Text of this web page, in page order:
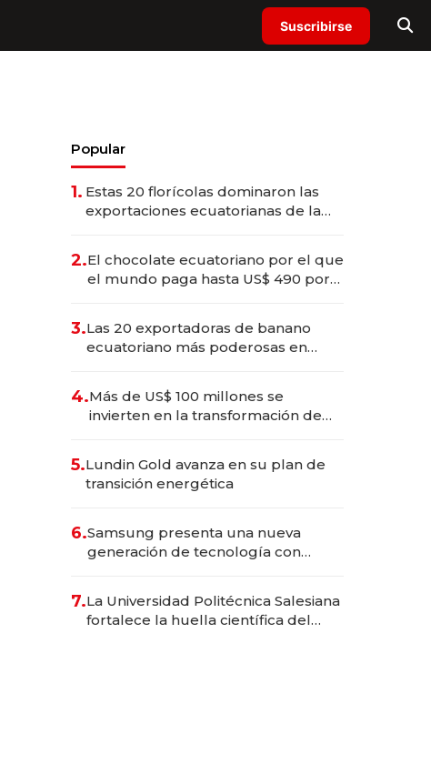
Suscribirse
Popular
1. Estas 20 florícolas dominaron las
exportaciones ecuatorianas de la
2.El chocolate ecuatoriano por el que
el mundo paga hasta US$ 490 por
3.Las 20 exportadoras de banano
ecuatoriano más poderosas en
4.Más de US$ 100 millones se
invierten en la transformación de
5.Lundin Gold avanza en su plan de
transición energética
6.Samsung presenta una nueva
generación de tecnología con
7.La Universidad Politécnica Salesiana
fortalece la huella científica del